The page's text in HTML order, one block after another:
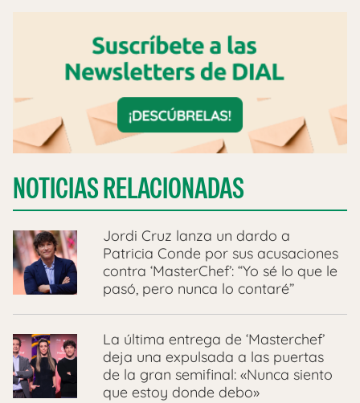
NOTICIAS RELACIONADAS
Jordi Cruz lanza un dardo a
Patricia Conde por sus acusaciones
contra ‘MasterChef’: “Yo sé lo que le
pasó, pero nunca lo contaré”
La última entrega de ‘Masterchef’
deja una expulsada a las puertas
de la gran semifinal: «Nunca siento
que estoy donde debo»